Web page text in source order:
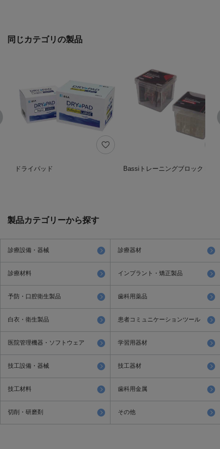
同じカテゴリの製品
ドライパッド BassiトレーニングブロックⅡ
製品カテゴリーから探す
診療設備・器械 診療器材
診療材料 インプラント・矯正製品
予防・口腔衛生製品 歯科用薬品
白衣・衛生製品 患者コミュニケーションツール
医院管理機器・ソフトウェア 学習用器材
技工設備・器械 技工器材
技工材料 歯科用金属
切削・研磨剤 その他